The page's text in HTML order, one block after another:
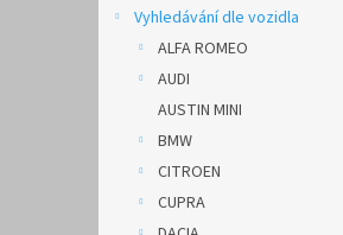
Vyhledávání dle vozidla
ALFA ROMEO
AUDI
AUSTIN MINI
BMW
CITROEN
CUPRA